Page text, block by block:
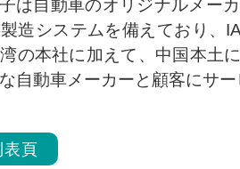
は自動車のオリジナルメー
造システムを備えており、
の本社に加えて、中国本土
自動車メーカーと顧客にサ
頁